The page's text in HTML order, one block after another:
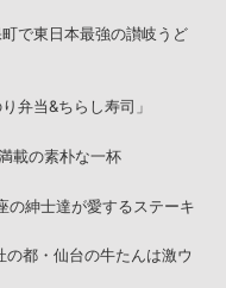
で東日本最強の讃岐うど
弁当&ちらし寿司」
載の素朴な一杯
の紳士達が愛するステーキ
都・仙台の牛たんは激ウ